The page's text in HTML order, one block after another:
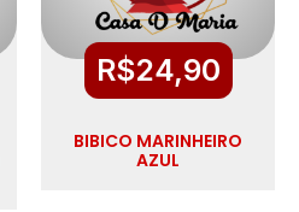
R$24,90
BIBICO MARINHEIRO
AZUL